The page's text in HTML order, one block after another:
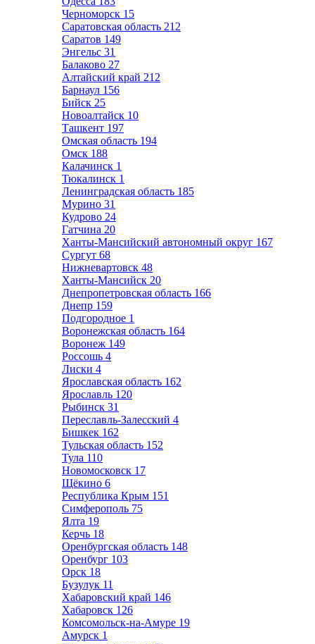
Черноморск 15
Саратовская область 212
Саратов 149
Энгельс 31
Балаково 27
Алтайский край 212
Барнаул 156
Бийск 25
Новоалтайск 10
Ташкент 197
Омская область 194
Омск 188
Калачинск 1
Тюкалинск 1
Ленинградская область 185
Мурино 31
Кудрово 24
Гатчина 20
Ханты-Мансийский автономный округ 167
Сургут 68
Нижневартовск 48
Ханты-Мансийск 20
Днепропетровская область 166
Днепр 159
Подгородное 1
Воронежская область 164
Воронеж 149
Россошь 4
Лиски 4
Ярославская область 162
Ярославль 120
Рыбинск 31
Переславль-Залесский 4
Бишкек 162
Тульская область 152
Тула 110
Новомосковск 17
Щёкино 6
Республика Крым 151
Симферополь 75
Ялта 19
Керчь 18
Оренбургская область 148
Оренбург 103
Орск 18
Бузулук 11
Хабаровский край 146
Хабаровск 126
Комсомольск-на-Амуре 19
Амурск 1